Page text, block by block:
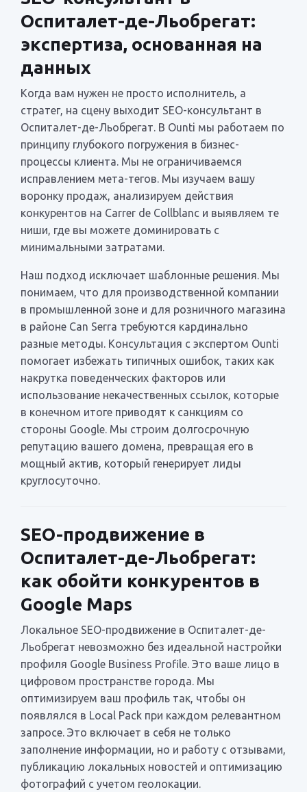
Оспиталет-де-Льобрегат:
экспертиза, основанная на
данных
Когда вам нужен не просто исполнитель, а
стратег, на сцену выходит SEO-консультант в
Оспиталет-де-Льобрегат. В Ounti мы работаем по
принципу глубокого погружения в бизнес-
процессы клиента. Мы не ограничиваемся
исправлением мета-тегов. Мы изучаем вашу
воронку продаж, анализируем действия
конкурентов на Carrer de Collblanc и выявляем те
ниши, где вы можете доминировать с
минимальными затратами.
Наш подход исключает шаблонные решения. Мы
понимаем, что для производственной компании
в промышленной зоне и для розничного магазина
в районе Can Serra требуются кардинально
разные методы. Консультация с экспертом Ounti
помогает избежать типичных ошибок, таких как
накрутка поведенческих факторов или
использование некачественных ссылок, которые
в конечном итоге приводят к санкциям со
стороны Google. Мы строим долгосрочную
репутацию вашего домена, превращая его в
мощный актив, который генерирует лиды
круглосуточно.
SEO-продвижение в
Оспиталет-де-Льобрегат:
как обойти конкурентов в
Google Maps
Локальное SEO-продвижение в Оспиталет-де-
Льобрегат невозможно без идеальной настройки
профиля Google Business Profile. Это ваше лицо в
цифровом пространстве города. Мы
оптимизируем ваш профиль так, чтобы он
появлялся в Local Pack при каждом релевантном
запросе. Это включает в себя не только
заполнение информации, но и работу с отзывами,
публикацию локальных новостей и оптимизацию
фотографий с учетом геолокации.